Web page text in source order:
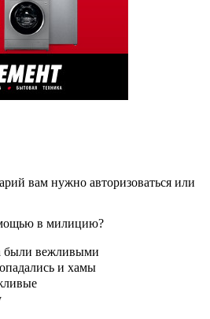
вам нужно авторизоваться или
в милицию?
были вежливыми
и хамы